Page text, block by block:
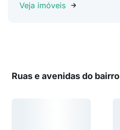
Veja imóveis
Ruas e avenidas do bairro